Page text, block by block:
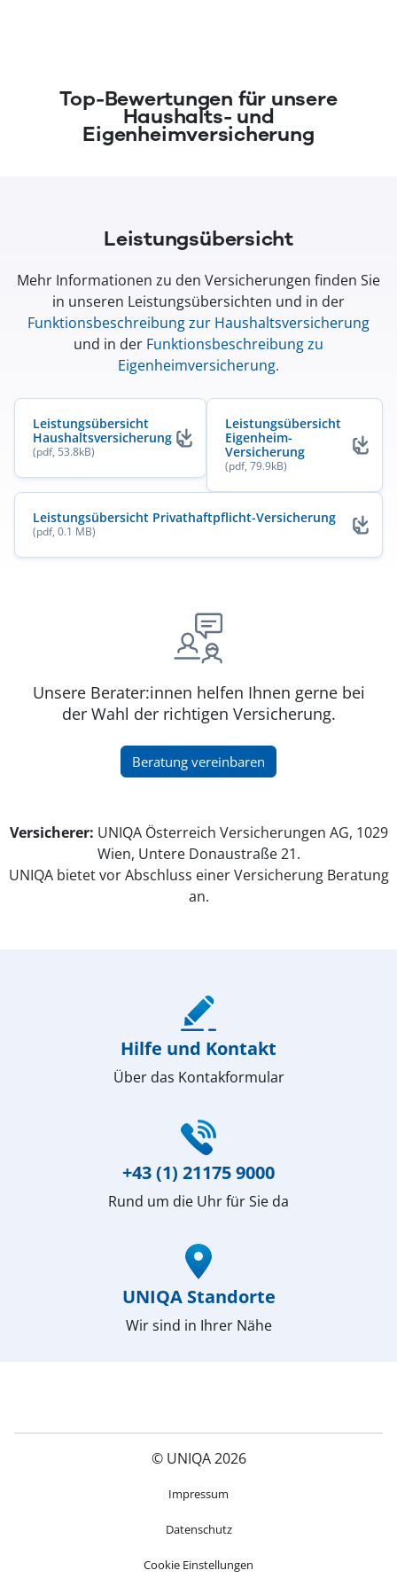
Top-Bewertungen für unsere
Haushalts- und
Eigenheimversicherung
Leistungsübersicht
Mehr Informationen zu den Versicherungen finden Sie
in unseren Leistungsübersichten und in der
Funktionsbeschreibung zur Haushaltsversicherung
und in der Funktionsbeschreibung zu
Eigenheimversicherung.
Leistungsübersicht
Haushaltsversicherung
(pdf, 53.8kB)
(öffnet in neuem Fenster)
Leistungsübersicht
Eigenheim-
Versicherung
(pdf, 79.9kB)
(öffnet in neuem Fenster)
Leistungsübersicht Privathaftpflicht-Versicherung
(pdf, 0.1 MB)
(öffnet in neuem Fenster)
Unsere Berater:innen helfen Ihnen gerne bei
der Wahl der richtigen Versicherung.
Beratung vereinbaren
(öffnet in neuem Fenster)
Versicherer: UNIQA Österreich Versicherungen AG, 1029
Wien, Untere Donaustraße 21.
UNIQA bietet vor Abschluss einer Versicherung Beratung
an.
Hilfe und Kontakt
Über das Kontakformular
+43 (1) 21175 9000
Rund um die Uhr für Sie da
UNIQA Standorte
Wir sind in Ihrer Nähe
© UNIQA 2026
Impressum
Datenschutz
Cookie Einstellungen